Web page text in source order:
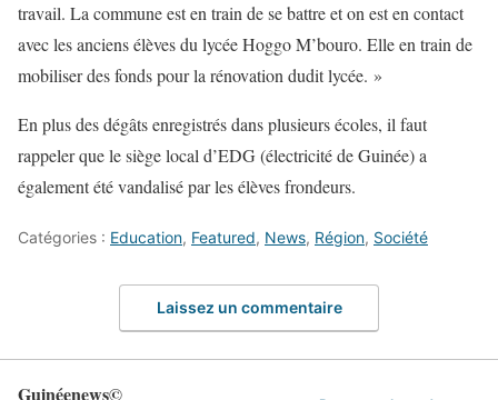
travail. La commune est en train de se battre et on est en contact
avec les anciens élèves du lycée Hoggo M’bouro. Elle en train de
mobiliser des fonds pour la rénovation dudit lycée. »
En plus des dégâts enregistrés dans plusieurs écoles, il faut
rappeler que le siège local d’EDG (électricité de Guinée) a
également été vandalisé par les élèves frondeurs.
Catégories : Education, Featured, News, Région, Société
Laissez un commentaire
Guinéenews©